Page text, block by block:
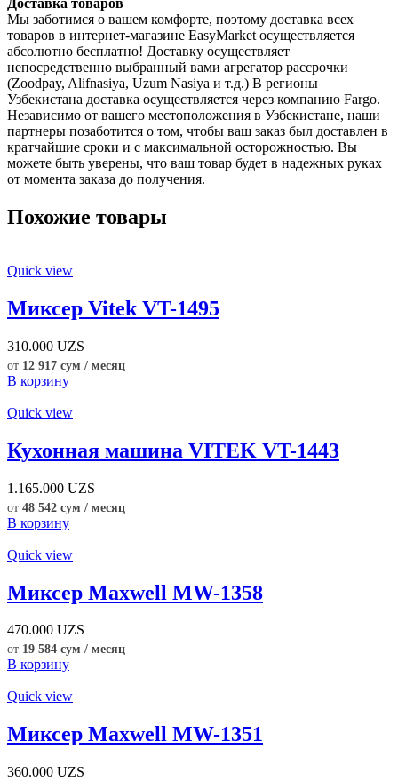
Доставка товаров
Мы заботимся о вашем комфорте, поэтому доставка всех
товаров в интернет-магазине EasyMarket осуществляется
абсолютно бесплатно! Доставку осуществляет
непосредственно выбранный вами агрегатор рассрочки
(Zoodpay, Alifnasiya, Uzum Nasiya и т.д.) В регионы
Узбекистана доставка осуществляется через компанию Fargo.
Независимо от вашего местоположения в Узбекистане, наши
партнеры позаботится о том, чтобы ваш заказ был доставлен в
кратчайшие сроки и с максимальной осторожностью. Вы
можете быть уверены, что ваш товар будет в надежных руках
от момента заказа до получения.
Похожие товары
Quick view
Миксер Vitek VT-1495
310.000 UZS
от 12 917 сум / месяц
В корзину
Quick view
Кухонная машина VITEK VT-1443
1.165.000 UZS
от 48 542 сум / месяц
В корзину
Quick view
Миксер Maxwell MW-1358
470.000 UZS
от 19 584 сум / месяц
В корзину
Quick view
Миксер Maxwell MW-1351
360.000 UZS